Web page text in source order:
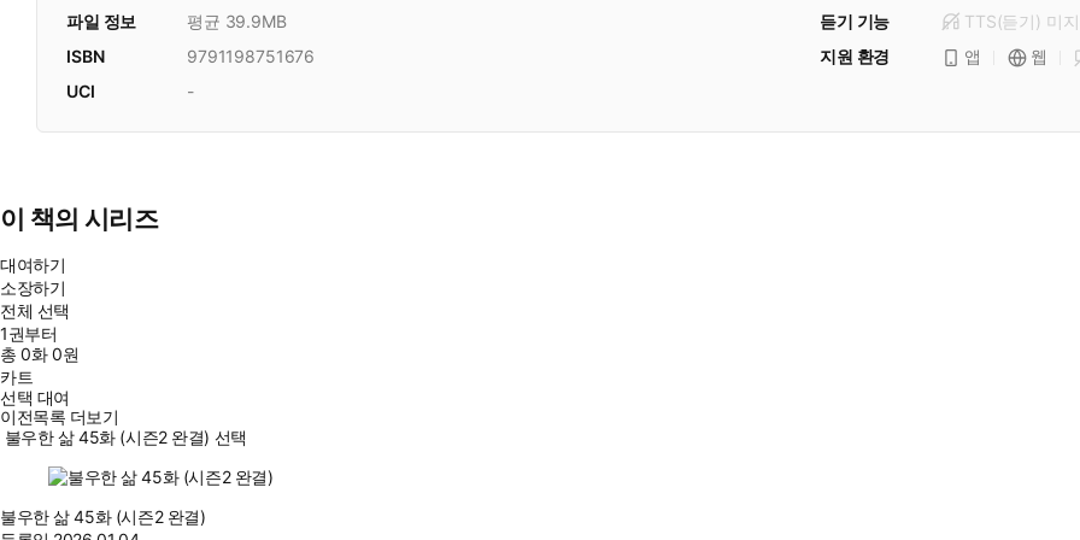
듣기 기능 TTS(듣기) 미
파일 정보
평균 39.9MB
지원 환경
앱 웹
ISBN
9791198751676
UCI
-
이 책의 시리즈
대여하기
소장하기
전체 선택
1권부터
총0화0원
카트
선택 대여
이전목록 더보기
불우한 삶 45화 (시즌2 완결) 선택
불우한 삶 45화 (시즌2 완결)